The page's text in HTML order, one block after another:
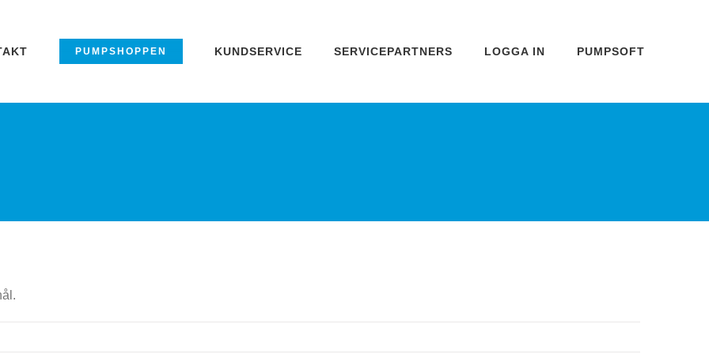
PUMPSHOPPEN KUNDSERVICE SERVICEPARTNERS LOGGA IN PUMPSOFT